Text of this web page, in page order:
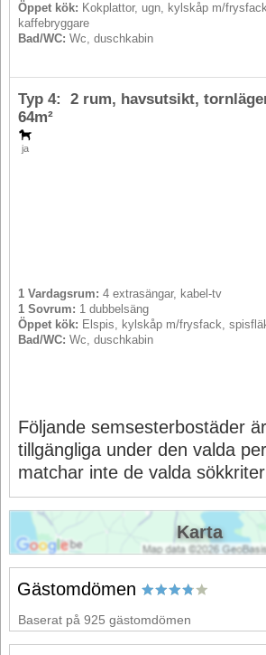
Öppet kök: Kokplattor, ugn, kylskåp m/
kaffebryggare
Bad/WC: Wc, duschkabin
ja
Typ 4: 2 rum, havsutsikt,
64m²
1 Vardagsrum: 4 extrasängar, kabel-tv
1 Sovrum: 1 dubbelsäng
Öppet kök: Elspis, kylskåp m/frysfack,
Bad/WC: Wc, duschkabin
Följande semsesterbostäder
tillgängliga under den valda
matchar inte de valda
Gästomdömen
Baserat på 925 gästomdömen
Karta